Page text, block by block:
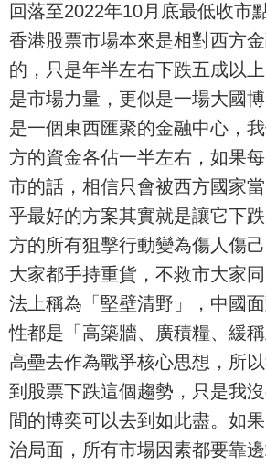
回落至2022年10月底最低收市
香港股票市場本來是相對西方
的，只是年半左右下跌五成以
是市場力量，更似是一場大國
是一個東西匯聚的金融中心，
方的資金各佔一半左右，如果
市的話，相信只會被西方國家
乎最好的方案其實就是讓它下
方的所有狙擊行動變為傷人傷
大家都手持重貨，不救市大家
法上稱為「堅壁清野」，中國
性都是「高築牆、廣積糧、緩
高壘去作為戰爭核心思想，所
到股票下跌這個趨勢，只是我
間的博奕可以去到如此盡。如
治局面，所有市場因素都要靠